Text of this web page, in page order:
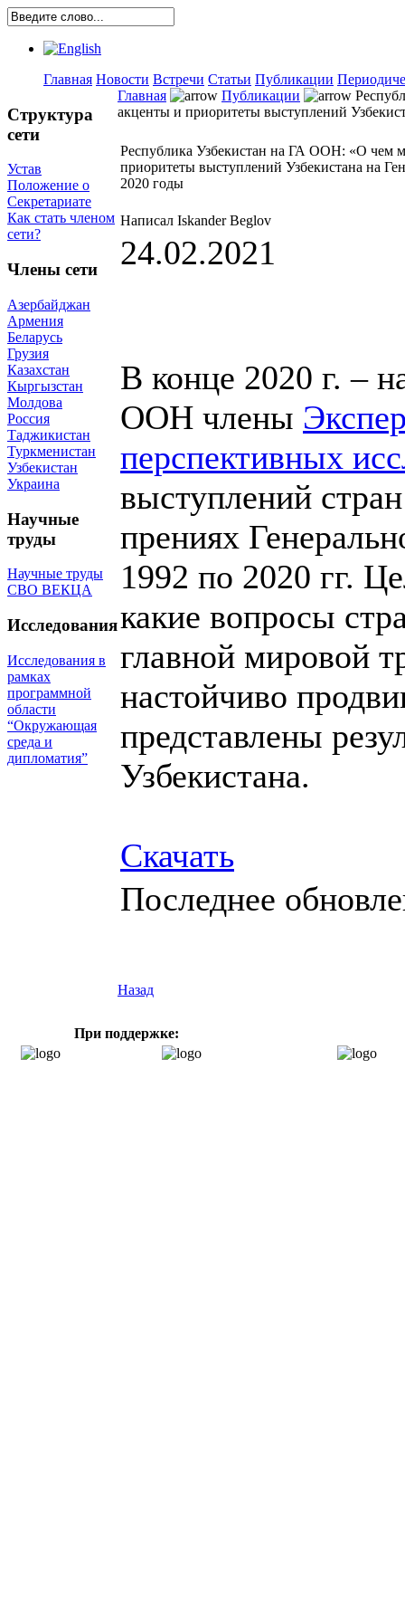
Главная Новости Встречи Статьи Публикации
Структура
сети
Устав
Положение о
Секретариате
Как стать членом
сети?
Члены сети
Азербайджан
Армения
Беларусь
Грузия
Казахстан
Кыргызстан
Молдова
Россия
Таджикистан
Туркменистан
Узбекистан
Украина
Научные
труды
Научные труды
СВО ВЕКЦА
Исследования
Исследования в
рамках
программной
области
“Окружающая
среда и
дипломатия”
Главная Публикации
акценты и приоритеты выступлений
Республика Узбекистан на ГА ООН: «О чем
приоритеты выступлений Узбекистана на
2020 годы
Написал Iskander Beglov
24.02.2021
В конце 2020 г. –
ООН члены
перспективных
выступлений
прениях
1992 по 2020 гг.
какие вопросы
главной мировой
настойчиво
представлены
Узбекистана.
Скачать
Последнее
Назад
При поддержке: